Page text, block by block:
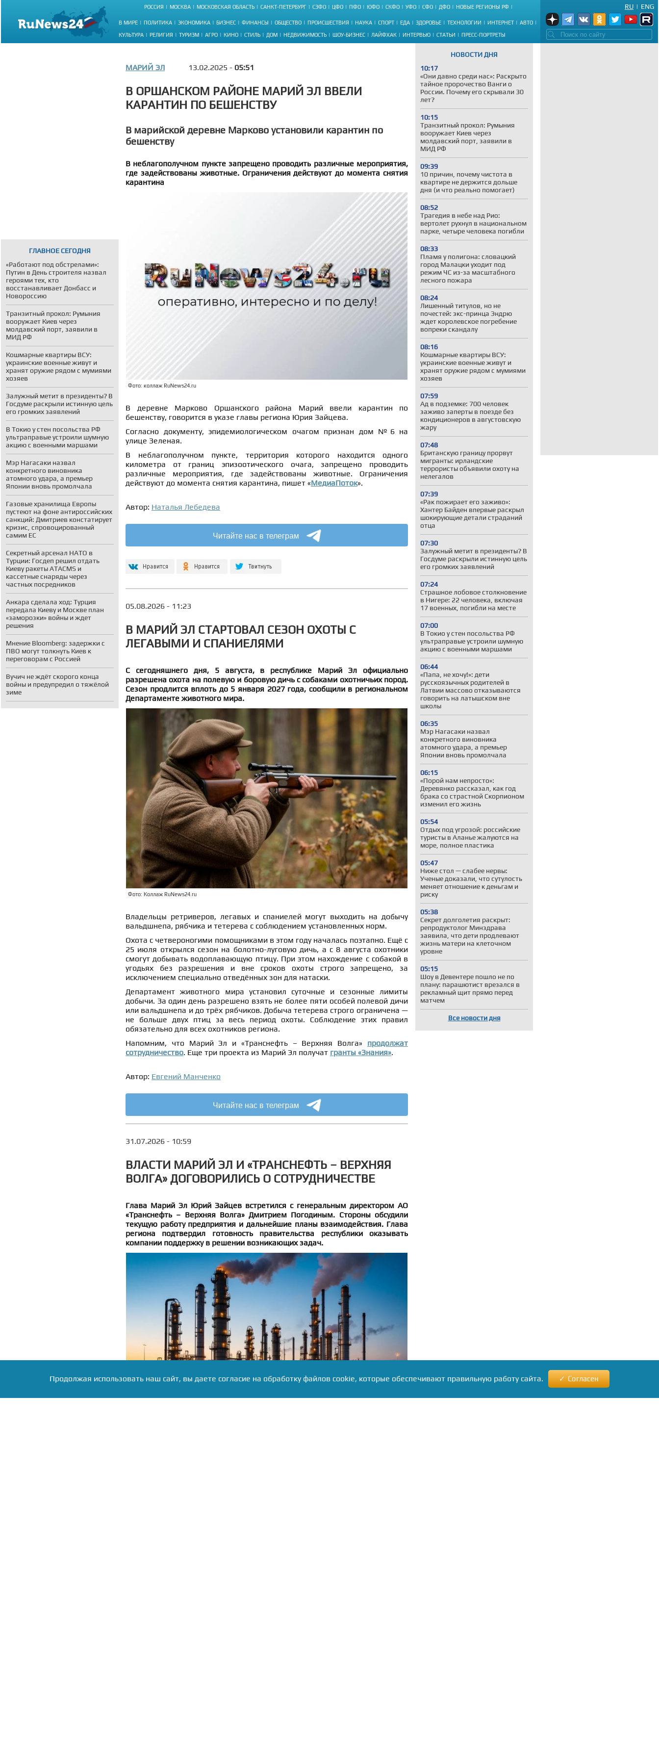
РОССИЯ МОСКВА МОСКОВСКАЯ ОБЛАСТЬ САНКТ-ПЕТЕРБУРГ СЗФО ЦФО ПФО ЮФО СКФО УФО СФО ДФО НОВЫЕ РЕГИОНЫ РФ
В МИРЕ ПОЛИТИКА ЭКОНОМИКА БИЗНЕС ФИНАНСЫ ОБЩЕСТВО ПРОИСШЕСТВИЯ НАУКА СПОРТ ЕДА ЗДОРОВЬЕ ТЕХНОЛОГИИ ИНТЕРНЕТ АВТО
КУЛЬТУРА РЕЛИГИЯ ТУРИЗМ АГРО КИНО СТИЛЬ ДОМ НЕДВИЖИМОСТЬ ШОУ-БИЗНЕС ЛАЙФХАК ИНТЕРВЬЮ СТАТЬИ ПРЕСС-ПОРТРЕТЫ
ENG
|
RU
ГЛАВНОЕ СЕГОДНЯ
«Работают под обстрелами»:
Путин в День строителя назвал
героями тех, кто
восстанавливает Донбасс и
Новороссию
Транзитный прокол: Румыния
вооружает Киев через
молдавский порт, заявили в
МИД РФ
Кошмарные квартиры ВСУ:
украинские военные живут и
хранят оружие рядом с мумиями
хозяев
Залужный метит в президенты? В
Госдуме раскрыли истинную цель
его громких заявлений
В Токио у стен посольства РФ
ультраправые устроили шумную
акцию с военными маршами
Мэр Нагасаки назвал
конкретного виновника
атомного удара, а премьер
Японии вновь промолчала
Газовые хранилища Европы
пустеют на фоне антироссийских
санкций: Дмитриев констатирует
кризис, спровоцированный
самим ЕС
Секретный арсенал НАТО в
Турции: Госдеп решил отдать
Киеву ракеты ATACMS и
кассетные снаряды через
частных посредников
Анкара сделала ход: Турция
передала Киеву и Москве план
«заморозки» войны и ждет
решения
Мнение Bloomberg: задержки с
ПВО могут толкнуть Киев к
переговорам с Россией
Вучич не ждёт скорого конца
войны и предупредил о тяжёлой
зиме
НОВОСТИ ДНЯ
10:17
«Они давно среди нас»: Раскрыто
тайное пророчество Ванги о
России. Почему его скрывали 30
лет?
10:15
Транзитный прокол: Румыния
вооружает Киев через
молдавский порт, заявили в
МИД РФ
09:39
10 причин, почему чистота в
квартире не держится дольше
дня (и что реально помогает)
08:52
Трагедия в небе над Рио:
вертолет рухнул в национальном
парке, четыре человека погибли
08:33
Пламя у полигона: словацкий
город Малацки уходит под
режим ЧС из-за масштабного
лесного пожара
08:24
Лишенный титулов, но не
почестей: экс-принца Эндрю
ждет королевское погребение
вопреки скандалу
08:16
Кошмарные квартиры ВСУ:
украинские военные живут и
хранят оружие рядом с мумиями
хозяев
07:59
Ад в подземке: 700 человек
заживо заперты в поезде без
кондиционеров в августовскую
жару
07:48
Британскую границу прорвут
мигранты: ирландские
террористы объявили охоту на
нелегалов
07:39
«Рак пожирает его заживо»:
Хантер Байден впервые раскрыл
шокирующие детали страданий
отца
07:30
Залужный метит в президенты? В
Госдуме раскрыли истинную цель
его громких заявлений
07:24
Страшное лобовое столкновение
в Нигере: 22 человека, включая
17 военных, погибли на месте
07:00
В Токио у стен посольства РФ
ультраправые устроили шумную
акцию с военными маршами
06:44
«Папа, не хочу!»: дети
русскоязычных родителей в
Латвии массово отказываются
говорить на латышском вне
школы
06:35
Мэр Нагасаки назвал
конкретного виновника
атомного удара, а премьер
Японии вновь промолчала
06:15
«Порой нам непросто»:
Деревянко рассказал, как год
брака со страстной Скорпионом
изменил его жизнь
05:54
Отдых под угрозой: российские
туристы в Аланье жалуются на
море, полное пластика
05:47
Ниже стол — слабее нервы:
Ученые доказали, что сутулость
меняет отношение к деньгам и
риску
05:38
Секрет долголетия раскрыт:
репродуктолог Минздрава
заявила, что дети продлевают
жизнь матери на клеточном
уровне
05:15
Шоу в Девентере пошло не по
плану: парашютист врезался в
рекламный щит прямо перед
матчем
Все новости дня
МАРИЙ ЭЛ 13.02.2025 - 05:51
В ОРШАНСКОМ РАЙОНЕ МАРИЙ ЭЛ ВВЕЛИ
КАРАНТИН ПО БЕШЕНСТВУ
В марийской деревне Марково установили карантин по
бешенству
В неблагополучном пункте запрещено проводить различные мероприятия,
где задействованы животные. Ограничения действуют до момента снятия
карантина
Фото: коллаж RuNews24.ru
В деревне Марково Оршанского района Марий ввели карантин по
бешенству, говорится в указе главы региона Юрия Зайцева.
Согласно документу, эпидемиологическом очагом признан дом №6 на
улице Зеленая.
В неблагополучном пункте, территория которого находится одного
километра от границ эпизоотического очага, запрещено проводить
различные мероприятия, где задействованы животные. Ограничения
действуют до момента снятия карантина, пишет «МедиаПоток».
Автор: Наталья Лебедева
Читайте нас в телеграм
05.08.2026 - 11:23
В МАРИЙ ЭЛ СТАРТОВАЛ СЕЗОН ОХОТЫ С
ЛЕГАВЫМИ И СПАНИЕЛЯМИ
С сегодняшнего дня, 5 августа, в республике Марий Эл официально
разрешена охота на полевую и боровую дичь с собаками охотничьих пород.
Сезон продлится вплоть до 5 января 2027 года, сообщили в региональном
Департаменте животного мира.
Фото: Коллаж RuNews24.ru
Владельцы ретриверов, легавых и спаниелей могут выходить на добычу
вальдшнепа, рябчика и тетерева с соблюдением установленных норм.
Охота с четвероногими помощниками в этом году началась поэтапно. Ещё с
25 июля открылся сезон на болотно-луговую дичь, а с 8 августа охотники
смогут добывать водоплавающую птицу. При этом нахождение с собакой в
угодьях без разрешения и вне сроков охоты строго запрещено, за
исключением специально отведённых зон для натаски.
Департамент животного мира установил суточные и сезонные лимиты
добычи. За один день разрешено взять не более пяти особей полевой дичи
или вальдшнепа и до трёх рябчиков. Добыча тетерева строго ограничена —
не больше двух птиц за весь период охоты. Соблюдение этих правил
обязательно для всех охотников региона.
Напомним, что Марий Эл и «Транснефть – Верхняя Волга» продолжат
сотрудничество. Еще три проекта из Марий Эл получат гранты «Знания».
Автор: Евгений Манченко
Читайте нас в телеграм
31.07.2026 - 10:59
ВЛАСТИ МАРИЙ ЭЛ И «ТРАНСНЕФТЬ – ВЕРХНЯЯ
ВОЛГА» ДОГОВОРИЛИСЬ О СОТРУДНИЧЕСТВЕ
Глава Марий Эл Юрий Зайцев встретился с генеральным директором АО
«Транснефть – Верхняя Волга» Дмитрием Погодиным. Стороны обсудили
текущую работу предприятия и дальнейшие планы взаимодействия. Глава
региона подтвердил готовность правительства республики оказывать
компании поддержку в решении возникающих задач.
Продолжая использовать наш сайт, вы даете согласие на обработку файлов cookie, которые обеспечивают правильную работу сайта. Согласен